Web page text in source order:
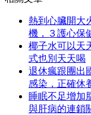
熱到心臟開大
機，３護心保
椰子水可以天
式也別天天喝
退休瘋跟團出
感染，正確休
睡眠不足增加
與肝病的連鎖